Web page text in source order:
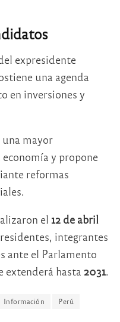
expresidente
una agenda
en inversiones y
mayor
y propone
reformas
el 12 de abril
integrantes
ante el Parlamento
extenderá hasta 2031.
Información Perú